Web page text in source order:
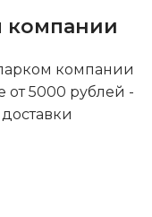
компании
компании
от 5000 рублей -